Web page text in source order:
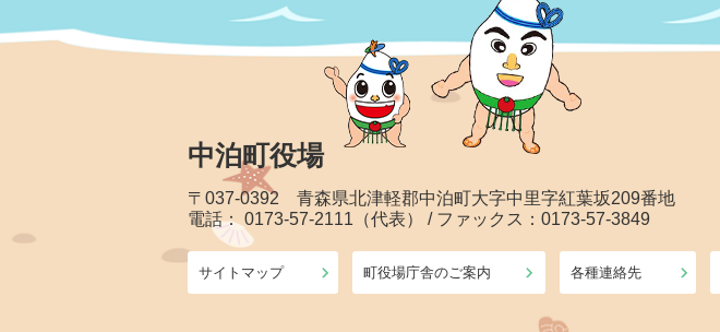
中泊町役場
〒037-0392 青森県北津軽郡中泊町大字中里字紅葉坂209番地
電話： 0173-57-2111（代表） / ファックス：0173-57-3849
サイトマップ 町役場庁舎のご案内 各種連絡先